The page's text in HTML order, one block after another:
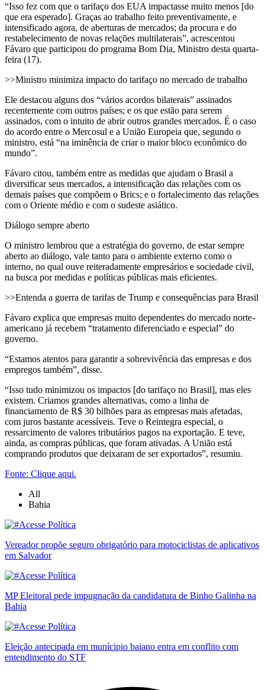
“Isso fez com que o tarifaço dos EUA impactasse muito menos [do
que era esperado]. Graças ao trabalho feito preventivamente, e
intensificado agora, de aberturas de mercados; da procura e do
restabelecimento de novas relações multilaterais”, acrescentou
Fávaro que participou do programa Bom Dia, Ministro desta quarta-
feira (17).
>>Ministro minimiza impacto do tarifaço no mercado de trabalho
Ele destacou alguns dos “vários acordos bilaterais” assinados
recentemente com outros países; e os que estão para serem
assinados, com o intuito de abrir outros grandes mercados. É o caso
do acordo entre o Mercosul e a União Europeia que, segundo o
ministro, está “na iminência de criar o maior bloco econômico do
mundo”.
Fávaro citou, também entre as medidas que ajudam o Brasil a
diversificar seus mercados, a intensificação das relações com os
demais países que compõem o Brics; e o fortalecimento das relações
com o Oriente médio e com o sudeste asiático.
Diálogo sempre aberto
O ministro lembrou que a estratégia do governo, de estar sempre
aberto ao diálogo, vale tanto para o ambiente externo como o
interno, no qual ouve reiteradamente empresários e sociedade civil,
na busca por medidas e políticas públicas mais eficientes.
>>Entenda a guerra de tarifas de Trump e consequências para Brasil
Fávaro explica que empresas muito dependentes do mercado norte-
americano já recebem “tratamento diferenciado e especial” do
governo.
“Estamos atentos para garantir a sobrevivência das empresas e dos
empregos também”, disse.
“Isso tudo minimizou os impactos [do tarifaço no Brasil], mas eles
existem. Criamos grandes alternativas, como a linha de
financiamento de R$ 30 bilhões para as empresas mais afetadas,
com juros bastante acessíveis. Teve o Reintegra especial, o
ressarcimento de valores tributários pagos na exportação. E teve,
ainda, as compras públicas, que foram ativadas. A União está
comprando produtos que deixaram de ser exportados”, resumiu.
Fonte: Clique aqui.
All
Bahia
Vereador propõe seguro obrigatório para motociclistas de aplicativos
em Salvador
MP Eleitoral pede impugnação da candidatura de Binho Galinha na
Bahia
Eleição antecipada em munícipio baiano entra em conflito com
entendimento do STF